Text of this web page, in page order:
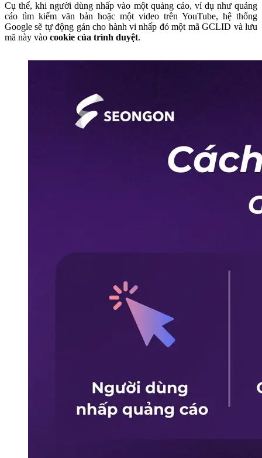
Cụ thể, khi người dùng nhấp vào một quảng cáo, ví dụ như quảng
cáo tìm kiếm văn bản hoặc một video trên YouTube, hệ thống
Google sẽ tự động gán cho hành vi nhấp đó một mã GCLID và lưu
mã này vào cookie của trình duyệt.